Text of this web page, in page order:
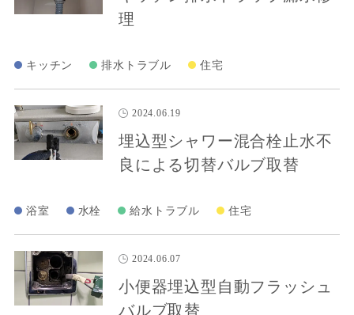
理
キッチン 排水トラブル 住宅
2024.06.19
埋込型シャワー混合栓止水不
良による切替バルブ取替
浴室 水栓 給水トラブル 住宅
2024.06.07
小便器埋込型自動フラッシュ
バルブ取替